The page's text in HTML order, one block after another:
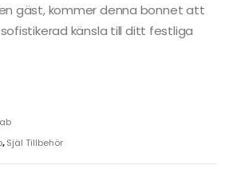
gäst, kommer denna bonnet att
känsla till ditt festliga
,Själ Tillbehör